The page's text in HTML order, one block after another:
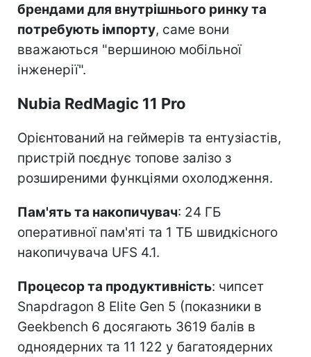
брендами для внутрішнього ринку та
потребують імпорту, саме вони
вважаються "вершиною мобільної
інженерії".
Nubia RedMagic 11 Pro
Орієнтований на геймерів та ентузіастів,
пристрій поєднує топове залізо з
розширеними функціями охолодження.
Пам'ять та накопичувач: 24 ГБ
оперативної пам'яті та 1 ТБ швидкісного
накопичувача UFS 4.1.
Процесор та продуктивність: чипсет
Snapdragon 8 Elite Gen 5 (показники в
Geekbench 6 досягають 3619 балів в
одноядерних та 11 122 у багатоядерних